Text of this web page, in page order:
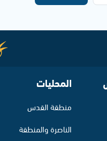
المحليات
منطقة القدس
الناصرة والمنطقة